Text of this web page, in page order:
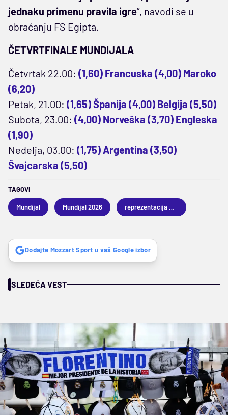
jednaku primenu pravila igre”, navodi se u
obraćanju FS Egipta.
ČETVRTFINALE MUNDIJALA
Četvrtak 22.00: (1,60) Francuska (4,00) Maroko
(6,20)
Petak, 21.00: (1,65) Španija (4,00) Belgija (5,50)
Subota, 23.00: (4,00) Norveška (3,70) Engleska
(1,90)
Nedelja, 03.00: (1,75) Argentina (3,50)
Švajcarska (5,50)
TAGOVI
Mundijal Mundijal 2026
Dodajte Mozzart Sport u vaš Google izbor
SLEDEĆA VEST